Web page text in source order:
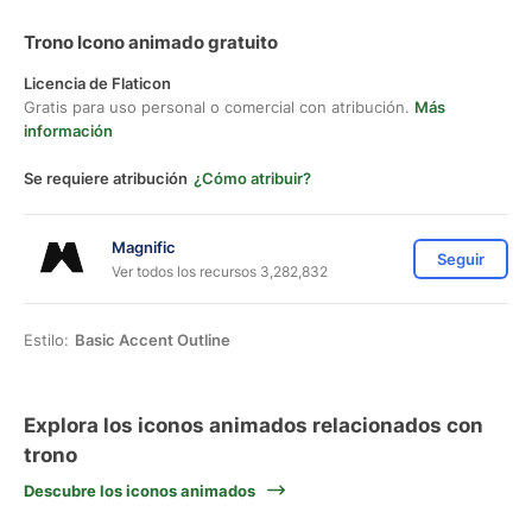
Trono Icono animado gratuito
Licencia de Flaticon
Gratis para uso personal o comercial con atribución. Más
información
Se requiere atribución ¿Cómo atribuir?
Magnific
Ver todos los recursos 3,282,832
Seguir
Estilo: Basic Accent Outline
Explora los iconos animados relacionados con
trono
Descubre los iconos animados